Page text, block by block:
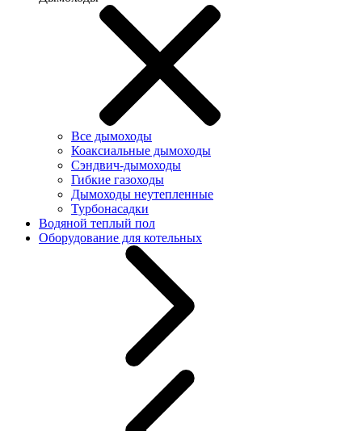
Все дымоходы
Коаксиальные дымоходы
Сэндвич-дымоходы
Гибкие газоходы
Дымоходы неутепленные
Турбонасадки
Водяной теплый пол
Оборудование для котельных